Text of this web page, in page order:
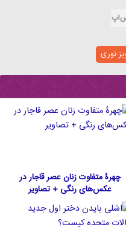
نوری
چهرۀ متفاوت زنان عصر قاجار در
عکس‌های رنگی + تصاویر